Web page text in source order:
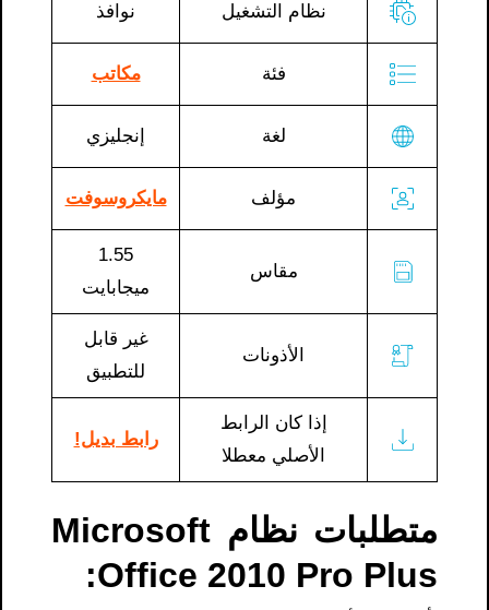
نظام التشغيل نوافذ
فئة مكاتب
لغة إنجليزي
مؤلف مايكروسوفت
مقاس
1.55
ميجابايت
الأذونات
غير قابل
للتطبيق
إذا كان الرابط
الأصلي معطلا
رابط بديل!
متطلبات نظام Microsoft
Office 2010 Pro Plus: